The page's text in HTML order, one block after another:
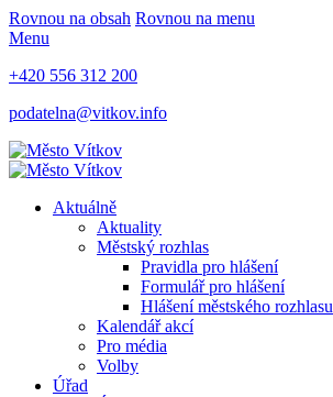
Rovnou na obsah Rovnou na menu
Menu
+420 556 312 200
podatelna@vitkov.info
Aktuálně
Aktuality
Městský rozhlas
Pravidla pro hlášení
Formulář pro hlášení
Hlášení městského rozhlasu
Kalendář akcí
Pro média
Volby
Úřad